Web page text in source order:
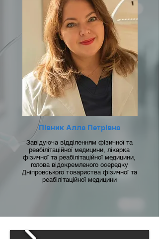
Півник Алла Петрівна
Завідуюча відділенням фізичної та
реабілітаційної медицини, лікарка
фізичної та реабілітаційної медицини,
голова відокремленого осередку
Дніпровського товариства фізичної та
реабілітаційної медицини